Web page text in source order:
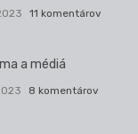
11 komentárov
a médiá
8 komentárov